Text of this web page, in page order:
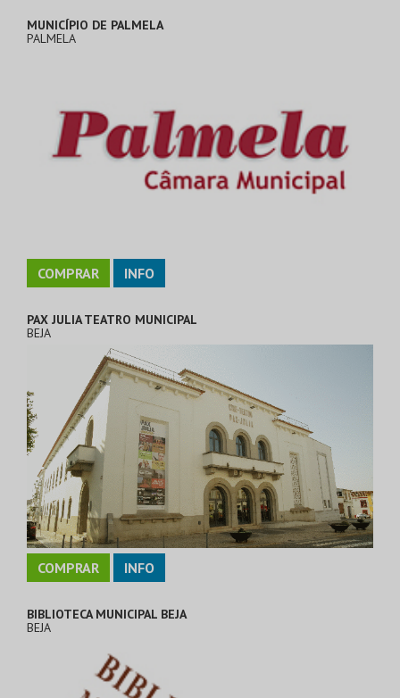
MUNICÍPIO DE PALMELA
PALMELA
COMPRAR INFO
PAX JULIA TEATRO MUNICIPAL
BEJA
COMPRAR INFO
BIBLIOTECA MUNICIPAL BEJA
BEJA